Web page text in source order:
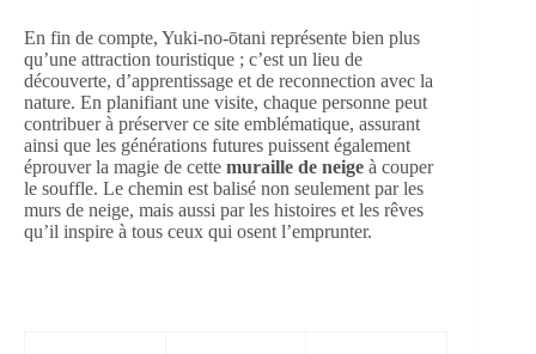
En fin de compte, Yuki-no-ōtani représente bien plus
qu’une attraction touristique ; c’est un lieu de
découverte, d’apprentissage et de reconnection avec la
nature. En planifiant une visite, chaque personne peut
contribuer à préserver ce site emblématique, assurant
ainsi que les générations futures puissent également
éprouver la magie de cette muraille de neige à couper
le souffle. Le chemin est balisé non seulement par les
murs de neige, mais aussi par les histoires et les rêves
qu’il inspire à tous ceux qui osent l’emprunter.